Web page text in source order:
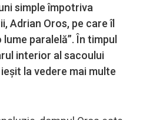
simple împotriva
Adrian Oros, pe care îl
paralelă”. În timpul
interior al sacoului
la vedere mai multe